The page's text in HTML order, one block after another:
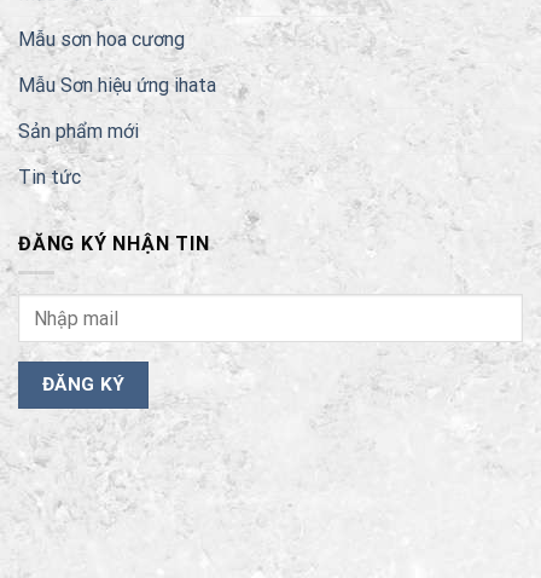
Mẫu sơn hoa cương
Mẫu Sơn hiệu ứng ihata
Sản phẩm mới
Tin tức
ĐĂNG KÝ NHẬN TIN